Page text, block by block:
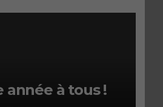
année à tous !